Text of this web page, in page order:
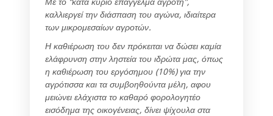
καλλιεργεί την διάσπαση του αγώνα, ιδιαίτερα
των μικρομεσαίων αγροτών.
Η καθιέρωση του δεν πρόκειται να δώσει καμία
ελάφρυνση στην ληστεία του ιδρώτα μας, όπως
η καθιέρωση του εργόσημου (10%) για την
αγρότισσα και τα συμβοηθούντα μέλη, αφου
μειώνει ελάχιστα το καθαρό φορολογητέο
εισόδημα της οικογένειας, δίνει ψίχουλα στα